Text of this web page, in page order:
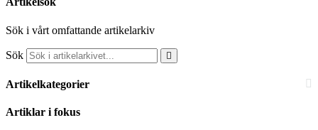
Sök i vårt omfattande artikelarkiv
Sök
Artikelkategorier
Artiklar i fokus